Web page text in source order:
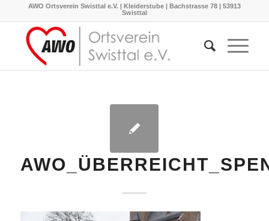
AWO Ortsverein Swisttal e.V. | Kleiderstube | Bachstrasse 78 | 53913
Swisttal